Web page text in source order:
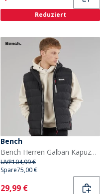
Reduziert
Bench
Bench Herren Galban Kapuzen Steppweste Schwarz
UVP104,99 €
Spare75,00 €
Current
29,99 €